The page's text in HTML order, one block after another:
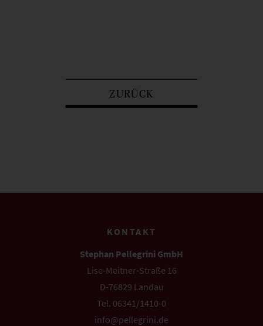
ZURÜCK
KONTAKT
Stephan Pellegrini GmbH
Lise-Meitner-Straße 16
D-76829 Landau
Tel. 06341/1410-0
info@pellegrini.de